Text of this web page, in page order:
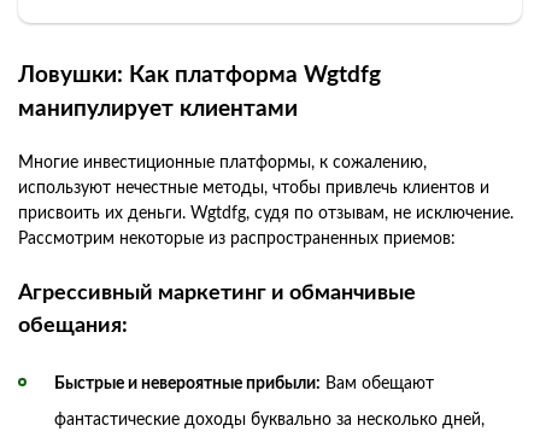
Ловушки: Как платформа Wgtdfg
манипулирует клиентами
Многие инвестиционные платформы, к сожалению,
используют нечестные методы, чтобы привлечь клиентов и
присвоить их деньги. Wgtdfg, судя по отзывам, не исключение.
Рассмотрим некоторые из распространенных приемов:
Агрессивный маркетинг и обманчивые
обещания:
Быстрые и невероятные прибыли: Вам обещают
фантастические доходы буквально за несколько дней,